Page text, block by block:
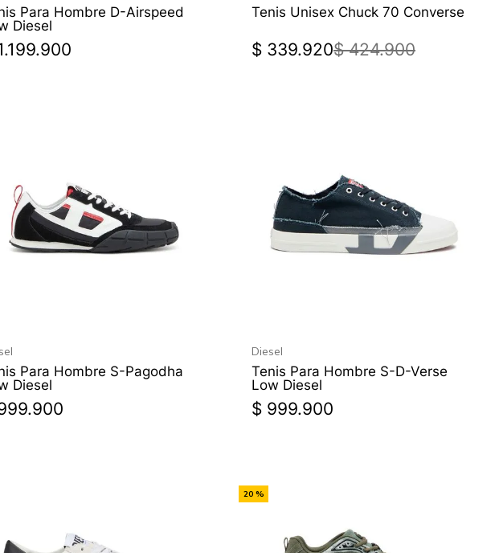
Para Hombre D-Airspeed
Diesel
.199.900
Tenis Unisex Chuck 70 Converse
$ 339.920$ 424.900
Para Hombre S-Pagodha
Diesel
.900
Diesel
Tenis Para Hombre S-D-Verse
Low Diesel
$ 999.900
20 %